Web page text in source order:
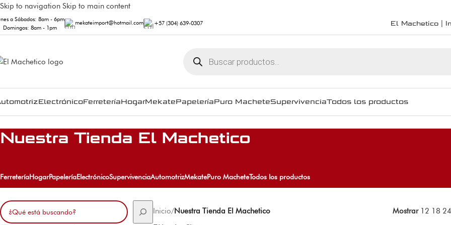
Skip to navigation Skip to main content
a Sábados: 8am - 6pm
Domingos: 8am - 1pm
mekateimport@hotmail.com +57 (304) 639-0307 El Machetico |
ElectrónicoFerreteríaHogarMekatePapeleríaPuro MacheteSupervivenciaTodos los productos
Nuestra Tienda El Machetico
FerreteríaHogarPapeleríaElectrónicoSupervivenciaAutomotrizMekatePuro MacheteTodos los productos
Inicio/Nuestra Tienda El Machetico Mostrar 12 18 24